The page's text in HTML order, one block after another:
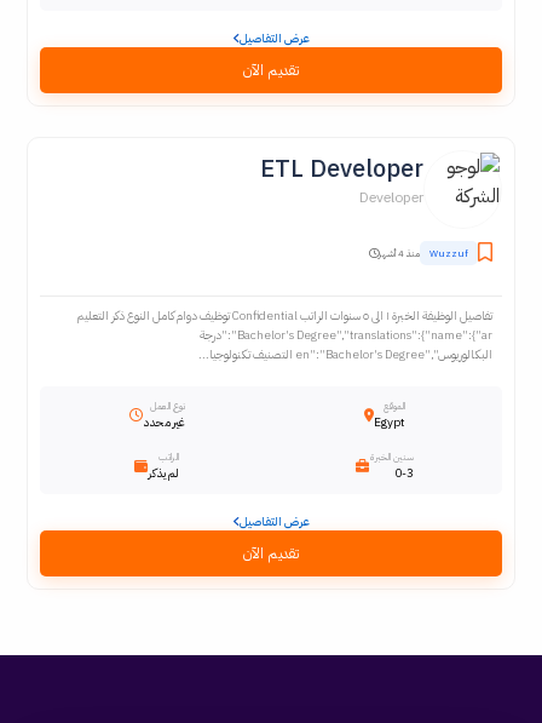
عرض التفاصيل
تقديم الآن
ETL Developer
Developer
Wuzzuf منذ 4 أشهر
تفاصيل الوظيفة الخبرة ١ الى ٥ سنوات الراتب Confidential توظيف دوام كامل النوع ذكر التعليم
Bachelor's Degree","translations":{"name":{"ar":"درجة
البكالوريوس","en":"Bachelor's Degree التصنيف تكنولوجيا...
الموقع
Egypt
نوع العمل
غير محدد
سنين الخبرة
0-3
الراتب
لم يذكر
عرض التفاصيل
تقديم الآن